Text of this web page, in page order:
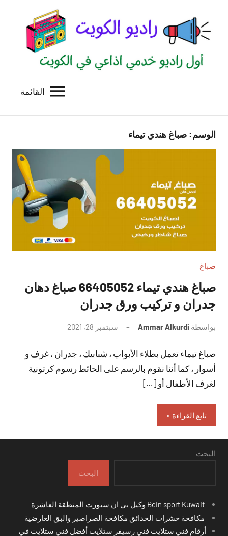
المحتوى
الكويت
للاعلانات
القائمة
الوسم: صباغ هندي تيماء
صباغ
صباغ هندي تيماء 66405052 صباغ دهان
جدران و تركيب ورق جدران
بواسطة Ammar Alkurdi سبتمبر 28, 2021
تعليقات
صباغ تيماء تعمل بطلاء الأبواب ، شبابيك ، جدران ، غرف و
أسوار ، كما أننا نقوم بالرسم على الحائط رسوم كرتونية
لغرف الأطفال أو […]
تابع القراءة
البحث
البحث
مكافحة حشرات الحدائق مكافحة الصراصير والبق العارضية
أرقام فني ستلايت فني رسيفر ستلايت أفضل فني ستلايت في